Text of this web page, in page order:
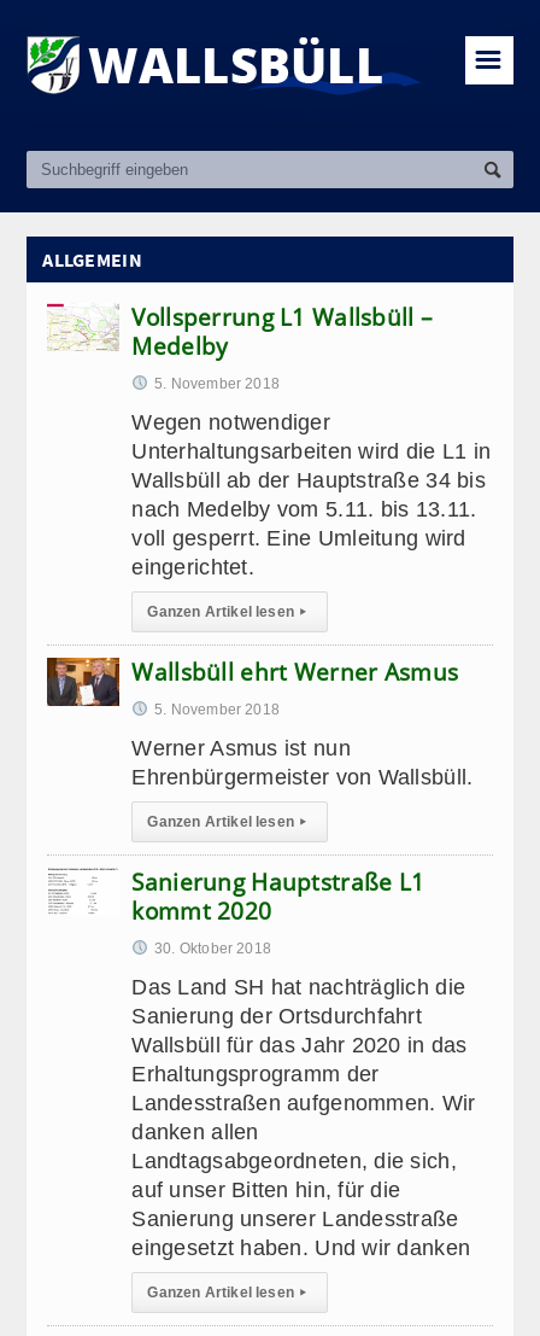
☰
ALLGEMEIN
Vollsperrung L1 Wallsbüll –
Medelby
5. November 2018
Wegen notwendiger
Unterhaltungsarbeiten wird die L1 in
Wallsbüll ab der Hauptstraße 34 bis
nach Medelby vom 5.11. bis 13.11.
voll gesperrt. Eine Umleitung wird
eingerichtet.
Ganzen Artikel lesen ▸
Wallsbüll ehrt Werner Asmus
5. November 2018
Werner Asmus ist nun
Ehrenbürgermeister von Wallsbüll.
Ganzen Artikel lesen ▸
Sanierung Hauptstraße L1
kommt 2020
30. Oktober 2018
Das Land SH hat nachträglich die
Sanierung der Ortsdurchfahrt
Wallsbüll für das Jahr 2020 in das
Erhaltungsprogramm der
Landesstraßen aufgenommen. Wir
danken allen
Landtagsabgeordneten, die sich,
auf unser Bitten hin, für die
Sanierung unserer Landesstraße
eingesetzt haben. Und wir danken
Ganzen Artikel lesen ▸